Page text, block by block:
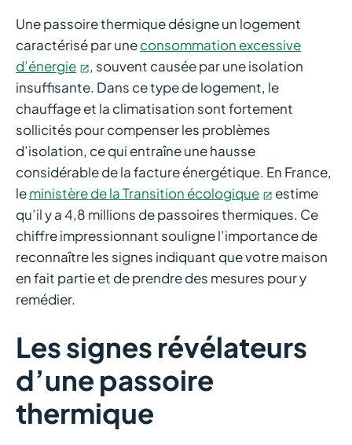
Une passoire thermique désigne un logement
caractérisé par uneconsommation excessive
d’énergie
, souvent causée par une isolation
insuffisante. Dans ce type de logement, le
chauffage et la climatisation sont fortement
sollicités pour compenser les problèmes
d’isolation, ce qui entraîne une hausse
considérable de la facture énergétique. En France,
leministère de la Transition écologique
estime
qu’il y a 4,8 millions de passoires thermiques. Ce
chiffre impressionnant souligne l’importance de
reconnaître les signes indiquant que votre maison
en fait partie et de prendre des mesures pour y
remédier.
Les signes révélateurs
d’une passoire
thermique